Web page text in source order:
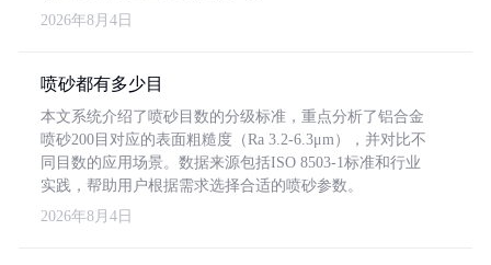
2026年8月4日
喷砂都有多少目
本文系统介绍了喷砂目数的分级标准，重点分析了铝合金
喷砂200目对应的表面粗糙度（Ra 3.2-6.3μm），并对比不
同目数的应用场景。数据来源包括ISO 8503-1标准和行业
实践，帮助用户根据需求选择合适的喷砂参数。
2026年8月4日